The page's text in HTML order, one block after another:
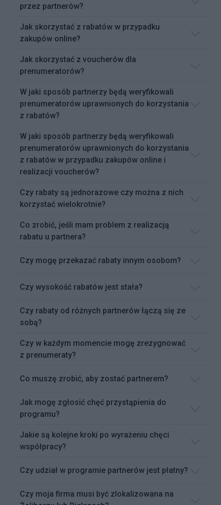
przez partnerów?
Jak skorzystać z rabatów w przypadku
zakupów online?
Jak skorzystać z voucherów dla
prenumeratorów?
W jaki sposób partnerzy będą weryfikowali
prenumeratorów uprawnionych do korzystania
z rabatów?
W jaki sposób partnerzy będą weryfikowali
prenumeratorów uprawnionych do korzystania
z rabatów w przypadku zakupów online i
realizacji voucherów?
Czy rabaty są jednorazowe czy można z nich
korzystać wielokrotnie?
Co zrobić, jeśli mam problem z realizacją
rabatu u partnera?
Czy mogę przekazać rabaty innym osobom?
Czy wysokość rabatów jest stała?
Czy rabaty od różnych partnerów łączą się ze
sobą?
Czy w każdym momencie mogę zrezygnować
z prenumeraty?
Co muszę zrobić, aby zostać partnerem?
Jak mogę zgłosić chęć przystąpienia do
programu?
Jakie są kolejne kroki po wyrażeniu chęci
współpracy?
Czy udział w programie partnerów jest płatny?
Czy moja firma musi być zlokalizowana na